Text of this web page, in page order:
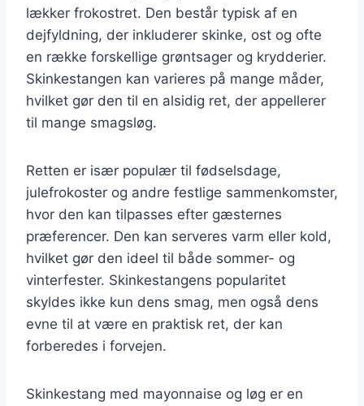
lækker frokostret. Den består typisk af en
dejfyldning, der inkluderer skinke, ost og ofte
en række forskellige grøntsager og krydderier.
Skinkestangen kan varieres på mange måder,
hvilket gør den til en alsidig ret, der appellerer
til mange smagsløg.
Retten er især populær til fødselsdage,
julefrokoster og andre festlige sammenkomster,
hvor den kan tilpasses efter gæsternes
præferencer. Den kan serveres varm eller kold,
hvilket gør den ideel til både sommer- og
vinterfester. Skinkestangens popularitet
skyldes ikke kun dens smag, men også dens
evne til at være en praktisk ret, der kan
forberedes i forvejen.
Skinkestang med mayonnaise og løg er en